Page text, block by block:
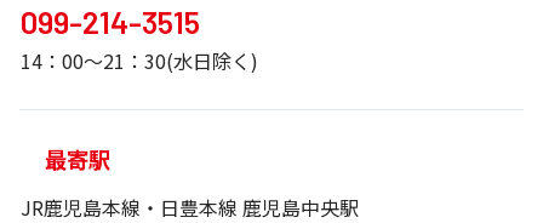
099-214-3515
14：00～21：30(水日除く)
最寄駅
JR鹿児島本線・日豊本線 鹿児島中央駅